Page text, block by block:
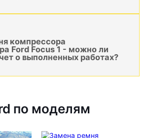
компрессора
Ford Focus 1 - можно ли
о выполненных работах?
по моделям